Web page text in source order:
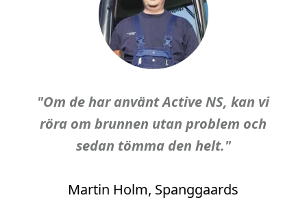
"Om de har använt Active NS, kan vi
röra om brunnen utan problem och
sedan tömma den helt."
Martin Holm, Spanggaards